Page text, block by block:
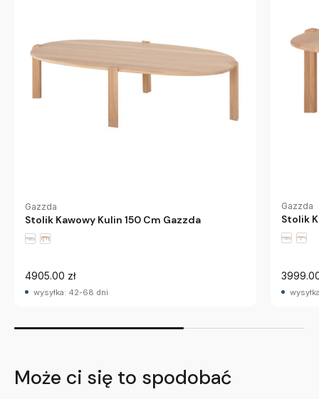
Gazzda
Stolik Kawowy Kulin 150 Cm Gazzda
4905.00 zł
wysyłka: 42-68 dni
Gazzda
Stolik
Może ci się to spodobać